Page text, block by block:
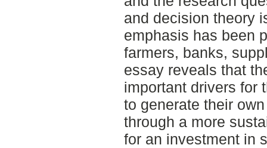
and decision theory
emphasis has been
farmers, banks,
essay reveals that
important drivers for
to generate their
through a more
for an investment in